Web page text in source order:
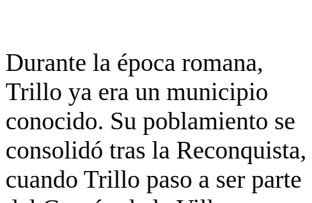
Durante la época romana,
Trillo ya era un municipio
conocido. Su poblamiento se
consolidó tras la Reconquista,
cuando Trillo paso a ser parte